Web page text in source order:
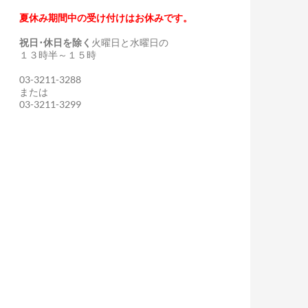
夏休み期間中の受け付けはお休みです。
祝日･休日を除く 火曜日と水曜日の
１３時半～１５時
03-3211-3288
または
03-3211-3299